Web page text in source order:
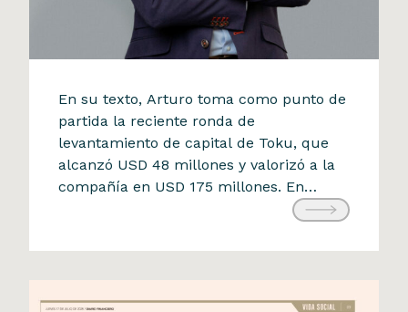
La Tercera
Arturo Herrera analiza el
impacto de las startups
chilenas en la economía
tradicional
En su texto, Arturo toma como punto de
partida la reciente ronda de
levantamiento de capital de Toku, que
alcanzó USD 48 millones y valorizó a la
compañía en USD 175 millones. En
apenas cinco años, una startup que
clientes logró superar los 170 mil